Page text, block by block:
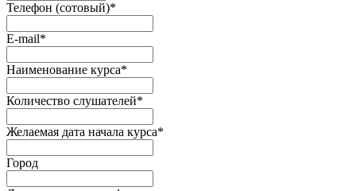
Телефон (сотовый)*
E-mail*
Наименование курса*
Количество слушателей*
Желаемая дата начала курса*
Город